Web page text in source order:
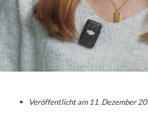
Veröffentlicht am 11. Dezember